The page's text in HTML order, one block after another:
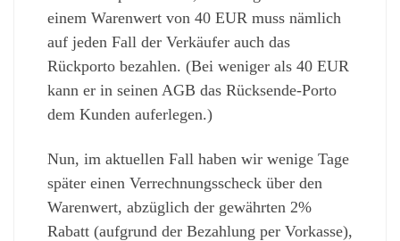
einem Warenwert von 40 EUR muss nämlich
auf jeden Fall der Verkäufer auch das
Rückporto bezahlen. (Bei weniger als 40 EUR
kann er in seinen AGB das Rücksende-Porto
dem Kunden auferlegen.)
Nun, im aktuellen Fall haben wir wenige Tage
später einen Verrechnungsscheck über den
Warenwert, abzüglich der gewährten 2%
Rabatt (aufgrund der Bezahlung per Vorkasse),